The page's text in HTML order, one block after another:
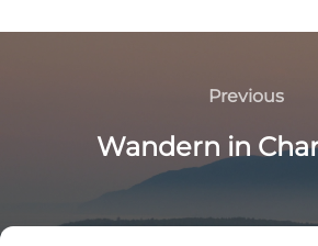
i
Previous
Previous
Wandern in